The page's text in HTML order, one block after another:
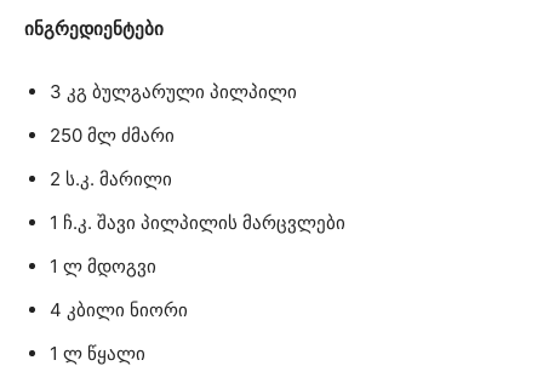
ინგრედიენტები
3 კგ ბულგარული პილპილი
250 მლ ძმარი
2 ს.კ. მარილი
1 ჩ.კ. შავი პილპილის მარცვლები
1 ლ მდოგვი
4 კბილი ნიორი
1 ლ წყალი